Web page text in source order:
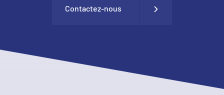
Contactez-nous